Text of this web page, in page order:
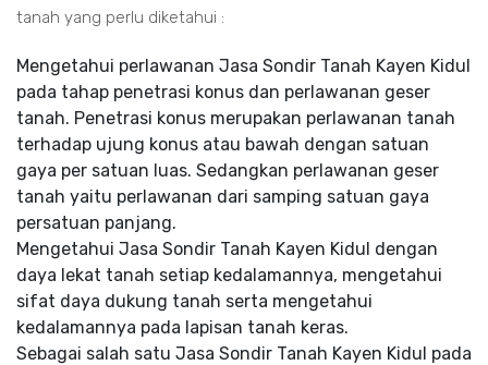
tanah yang perlu diketahui :
Mengetahui perlawanan Jasa Sondir Tanah Kayen Kidul
pada tahap penetrasi konus dan perlawanan geser
tanah. Penetrasi konus merupakan perlawanan tanah
terhadap ujung konus atau bawah dengan satuan
gaya per satuan luas. Sedangkan perlawanan geser
tanah yaitu perlawanan dari samping satuan gaya
persatuan panjang.
Mengetahui Jasa Sondir Tanah Kayen Kidul dengan
daya lekat tanah setiap kedalamannya, mengetahui
sifat daya dukung tanah serta mengetahui
kedalamannya pada lapisan tanah keras.
Sebagai salah satu Jasa Sondir Tanah Kayen Kidul pada